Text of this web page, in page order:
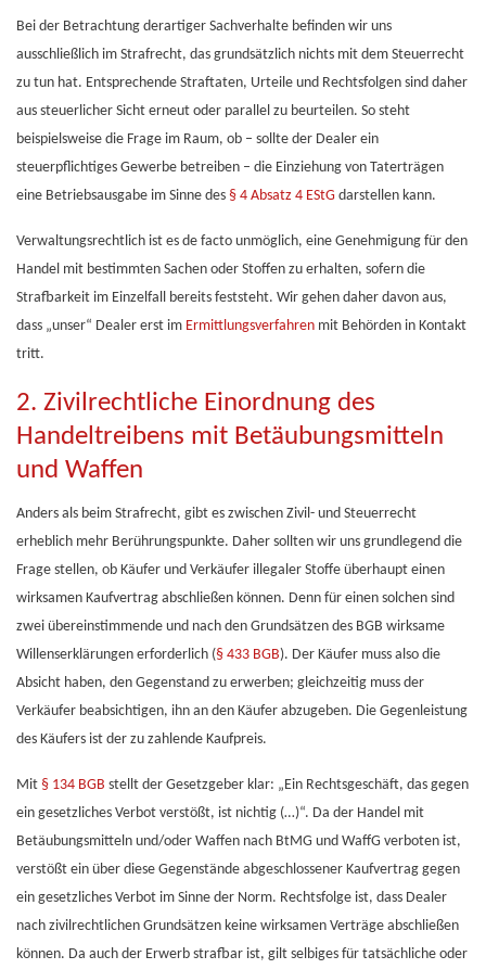
Bei der Betrachtung derartiger Sachverhalte befinden wir uns
ausschließlich im Strafrecht, das grundsätzlich nichts mit dem Steuerrecht
zu tun hat. Entsprechende Straftaten, Urteile und Rechtsfolgen sind daher
aus steuerlicher Sicht erneut oder parallel zu beurteilen. So steht
beispielsweise die Frage im Raum, ob – sollte der Dealer ein
steuerpflichtiges Gewerbe betreiben – die Einziehung von Taterträgen
eine Betriebsausgabe im Sinne des § 4 Absatz 4 EStG darstellen kann.
Verwaltungsrechtlich ist es de facto unmöglich, eine Genehmigung für den
Handel mit bestimmten Sachen oder Stoffen zu erhalten, sofern die
Strafbarkeit im Einzelfall bereits feststeht. Wir gehen daher davon aus,
dass „unser“ Dealer erst im Ermittlungsverfahren mit Behörden in Kontakt
tritt.
2. Zivilrechtliche Einordnung des
Handeltreibens mit Betäubungsmitteln
und Waffen
Anders als beim Strafrecht, gibt es zwischen Zivil- und Steuerrecht
erheblich mehr Berührungspunkte. Daher sollten wir uns grundlegend die
Frage stellen, ob Käufer und Verkäufer illegaler Stoffe überhaupt einen
wirksamen Kaufvertrag abschließen können. Denn für einen solchen sind
zwei übereinstimmende und nach den Grundsätzen des BGB wirksame
Willenserklärungen erforderlich (§ 433 BGB). Der Käufer muss also die
Absicht haben, den Gegenstand zu erwerben; gleichzeitig muss der
Verkäufer beabsichtigen, ihn an den Käufer abzugeben. Die Gegenleistung
des Käufers ist der zu zahlende Kaufpreis.
Mit § 134 BGB stellt der Gesetzgeber klar: „Ein Rechtsgeschäft, das gegen
ein gesetzliches Verbot verstößt, ist nichtig (…)“. Da der Handel mit
Betäubungsmitteln und/oder Waffen nach BtMG und WaffG verboten ist,
verstößt ein über diese Gegenstände abgeschlossener Kaufvertrag gegen
ein gesetzliches Verbot im Sinne der Norm. Rechtsfolge ist, dass Dealer
nach zivilrechtlichen Grundsätzen keine wirksamen Verträge abschließen
können. Da auch der Erwerb strafbar ist, gilt selbiges für tatsächliche oder